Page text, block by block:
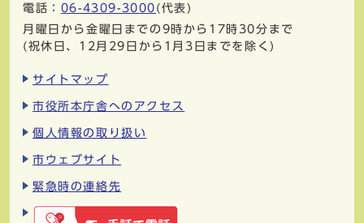
電話： 06-4309-3000 (代表)
月曜日から金曜日までの9時から17時30分まで
(祝休日、12月29日から1月3日までを除く)
サイトマップ
市役所本庁舎へのアクセス
個人情報の取り扱い
市ウェブサイト
緊急時の連絡先